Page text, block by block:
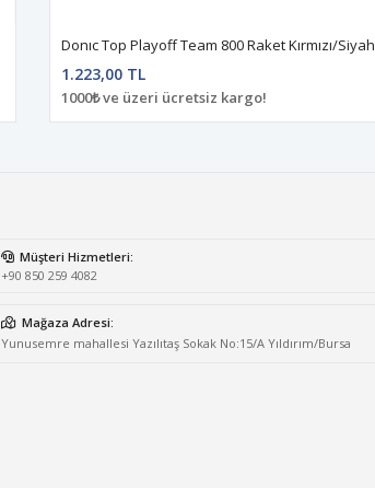
Donıc Top Playoff Team 800 Raket Kırmızı/Siyah
1.223,00 TL
1000₺ ve üzeri ücretsiz kargo!
Müşteri Hizmetleri:
+90 850 259 4082
Mağaza Adresi:
Yunusemre mahallesi Yazılıtaş Sokak No:15/A Yıldırım/Bursa